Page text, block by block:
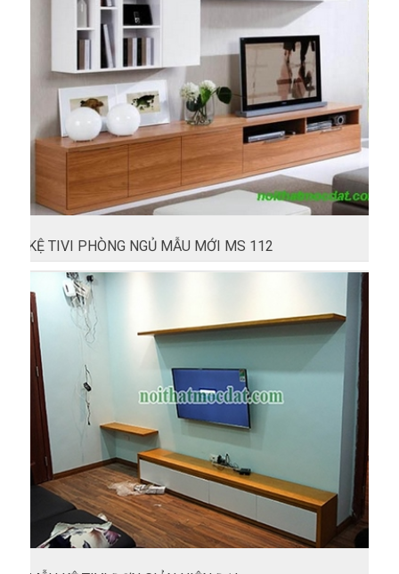
KỆ TIVI PHÒNG NGỦ MẪU MỚI MS 112